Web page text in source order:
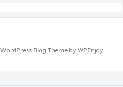
WordPress Blog ThemebyWPEnjoy